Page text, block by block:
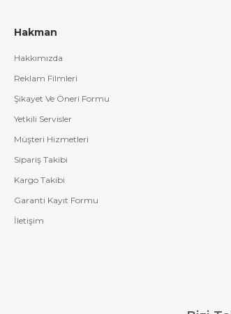
Menşei:Çin Halk Cumhuriyeti
Hakman
Hakkımızda
Reklam Filmleri
Şikayet Ve Öneri Formu
Yetkili Servisler
Müşteri Hizmetleri
Sipariş Takibi
Kargo Takibi
Garanti Kayıt Formu
İletişim